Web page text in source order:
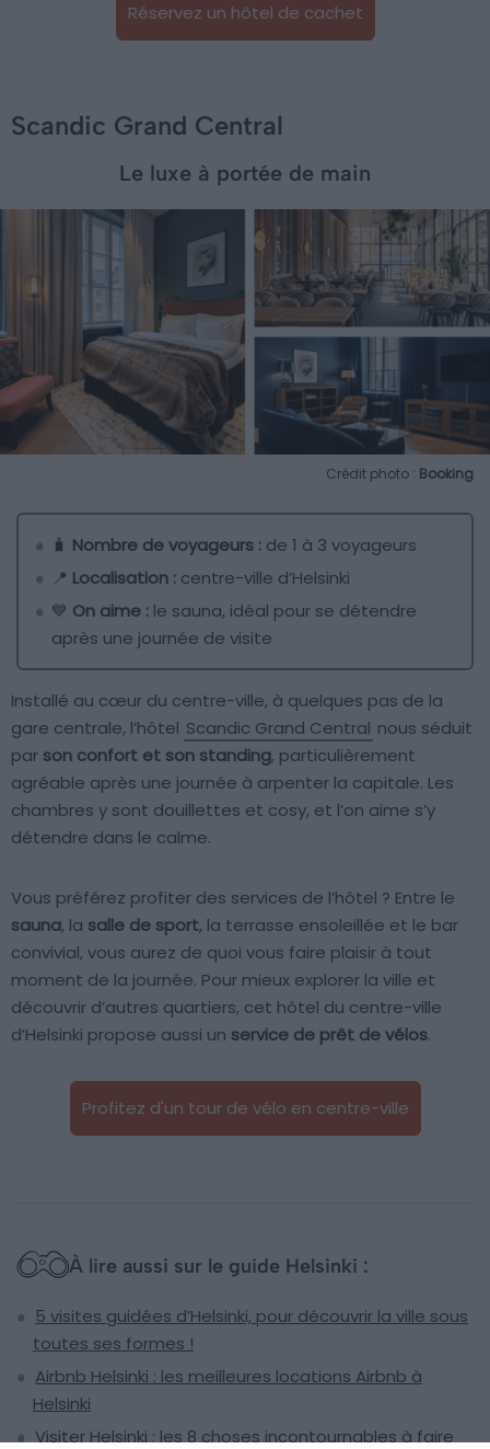
Réservez un hôtel de cachet
Scandic Grand Central
Le luxe à portée de main
Crédit photo : Booking
🧳 Nombre de voyageurs : de 1 à 3 voyageurs
📍 Localisation : centre-ville d’Helsinki
💙 On aime : le sauna, idéal pour se détendre
après une journée de visite
Installé au cœur du centre-ville, à quelques pas de la
gare centrale, l’hôtel Scandic Grand Central nous séduit
par son confort et son standing, particulièrement
agréable après une journée à arpenter la capitale. Les
chambres y sont douillettes et cosy, et l’on aime s’y
détendre dans le calme.
Vous préférez profiter des services de l’hôtel ? Entre le
sauna, la salle de sport, la terrasse ensoleillée et le bar
convivial, vous aurez de quoi vous faire plaisir à tout
moment de la journée. Pour mieux explorer la ville et
découvrir d’autres quartiers, cet hôtel du centre-ville
d’Helsinki propose aussi un service de prêt de vélos.
Profitez d'un tour de vélo en centre-ville
À lire aussi sur le guide Helsinki :
5 visites guidées d’Helsinki, pour découvrir la ville sous
toutes ses formes !
Airbnb Helsinki : les meilleures locations Airbnb à
Helsinki
Visiter Helsinki : les 8 choses incontournables à faire